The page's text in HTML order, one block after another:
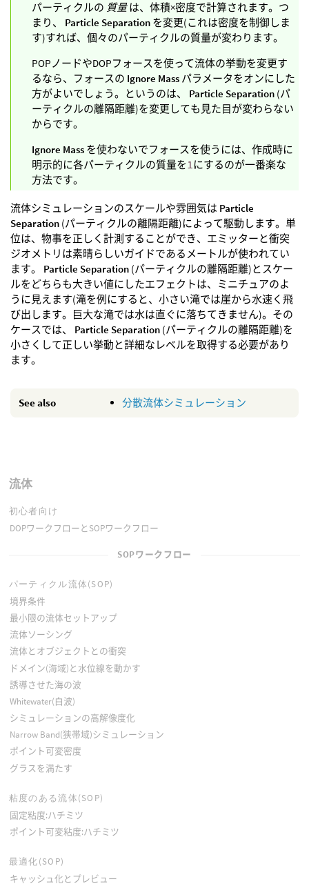
パーティクルの 質量は、体積×密度で計算されます。つ
まり、 Particle Separation を変更(これは密度を制御しま
す)すれば、個々のパーティクルの質量が変わります。
POPノードやDOPフォースを使って流体の挙動を変更す
るなら、フォースの Ignore Mass パラメータをオンにした
方がよいでしょう。というのは、 Particle Separation (パ
ーティクルの離隔距離)を変更しても見た目が変わらない
からです。
Ignore Mass を使わないでフォースを使うには、作成時に
明示的に各パーティクルの質量を1にするのが一番楽な
方法です。
流体シミュレーションのスケールや雰囲気は Particle
Separation (パーティクルの離隔距離)によって駆動します。単
位は、物事を正しく計測することができ、エミッターと衝突
ジオメトリは素晴らしいガイドであるメートルが使われてい
ます。 Particle Separation (パーティクルの離隔距離)とスケー
ルをどちらも大きい値にしたエフェクトは、ミニチュアのよ
うに見えます(滝を例にすると、小さい滝では崖から水速く飛
び出します。巨大な滝では水は直ぐに落ちてきません)。その
ケースでは、 Particle Separation (パーティクルの離隔距離)を
小さくして正しい挙動と詳細なレベルを取得する必要があり
ます。
See also 分散流体シミュレーション
流体
初心者向け
DOPワークフローとSOPワークフロー
SOPワークフロー
パーティクル流体(SOP)
境界条件
最小限の流体セットアップ
流体ソーシング
流体とオブジェクトとの衝突
ドメイン(海域)と水位線を動かす
誘導させた海の波
Whitewater(白波)
シミュレーションの高解像度化
Narrow Band(狭帯域)シミュレーション
ポイント可変密度
グラスを満たす
粘度のある流体(SOP)
固定粘度:ハチミツ
ポイント可変粘度:ハチミツ
最適化(SOP)
キャッシュ化とプレビュー